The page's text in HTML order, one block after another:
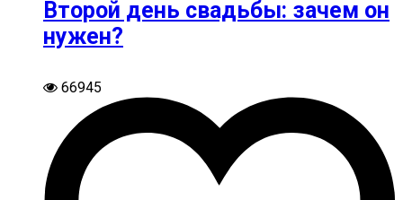
Второй день свадьбы: зачем он
нужен?
66945